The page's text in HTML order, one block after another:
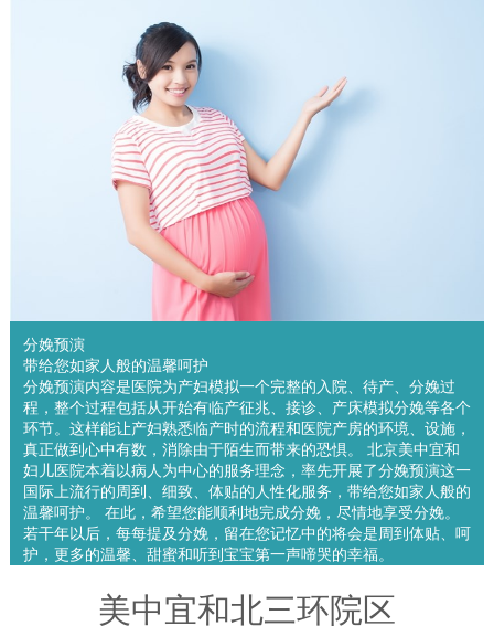
分娩预演
带给您如家人般的温馨呵护
分娩预演内容是医院为产妇模拟一个完整的入院、待产、分娩过
程，整个过程包括从开始有临产征兆、接诊、产床模拟分娩等各个
环节。这样能让产妇熟悉临产时的流程和医院产房的环境、设施，
真正做到心中有数，消除由于陌生而带来的恐惧。 北京美中宜和
妇儿医院本着以病人为中心的服务理念，率先开展了分娩预演这一
国际上流行的周到、细致、体贴的人性化服务，带给您如家人般的
温馨呵护。 在此，希望您能顺利地完成分娩，尽情地享受分娩。
若干年以后，每每提及分娩，留在您记忆中的将会是周到体贴、呵
护，更多的温馨、甜蜜和听到宝宝第一声啼哭的幸福。
美中宜和北三环院区